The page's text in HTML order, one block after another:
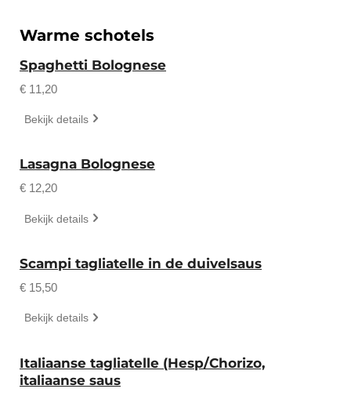
Warme schotels
Spaghetti Bolognese
€ 11,20
Bekijk details
Lasagna Bolognese
€ 12,20
Bekijk details
Scampi tagliatelle in de duivelsaus
€ 15,50
Bekijk details
Italiaanse tagliatelle (Hesp/Chorizo,
italiaanse saus